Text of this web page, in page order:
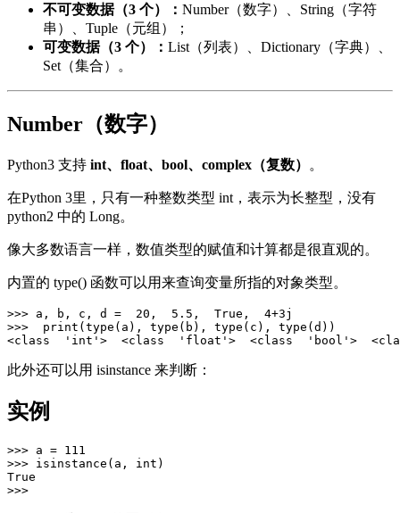
不可变数据（3 个）： Number（数字）、String（字符
串）、Tuple（元组）；
可变数据（3 个）： List（列表）、Dictionary（字典）、
Set（集合）。
Number（数字）
Python3 支持 int、float、bool、complex（复数） 。
在Python 3里，只有一种整数类型 int，表示为长整型，没有
python2 中的 Long。
像大多数语言一样，数值类型的赋值和计算都是很直观的。
内置的 type() 函数可以用来查询变量所指的对象类型。
>>> a, b, c, d =  20,  5.5,  True,  4+3j
>>>  print(type(a), type(b), type(c), type(d))
此外还可以用 isinstance 来判断：
实例
>>> a = 111
>>> isinstance(a, int)
True